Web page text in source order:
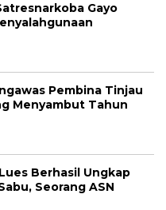
Gayo
Pembina Tinjau
Menyambut Tahun
Berhasil Ungkap
Seorang ASN